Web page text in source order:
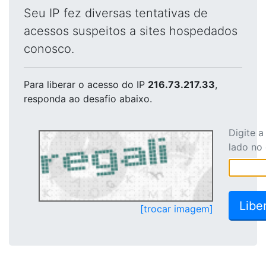
Seu IP fez diversas tentativas de
acessos suspeitos a sites hospedados
conosco.
Para liberar o acesso do IP 216.73.217.33,
responda ao desafio abaixo.
[trocar imagem]
Digite
lado no